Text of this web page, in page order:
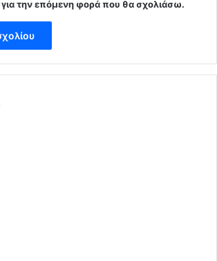
την επόμενη φορά που θα σχολιάσω.